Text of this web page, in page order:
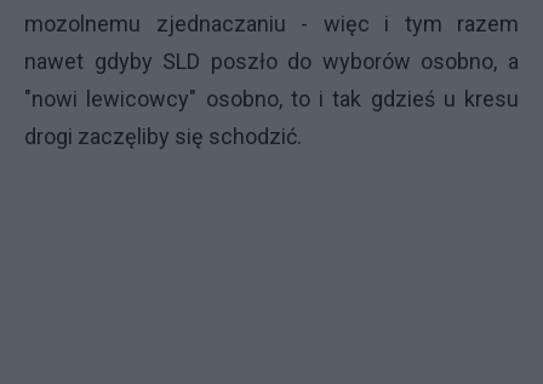
mozolnemu zjednaczaniu - więc i tym razem
nawet gdyby SLD poszło do wyborów osobno, a
"nowi lewicowcy" osobno, to i tak gdzieś u kresu
drogi zaczęliby się schodzić.